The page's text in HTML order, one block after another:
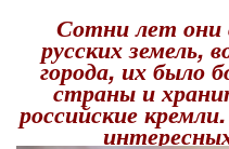
Сотни лет
русских земель,
города, их было
страны и
российские